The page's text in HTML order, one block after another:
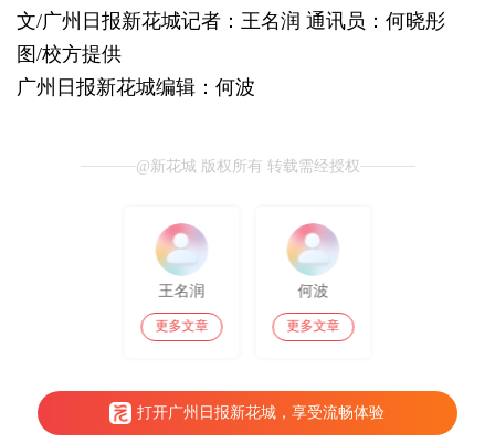
文/广州日报新花城记者：王名润 通讯员：何晓彤
图/校方提供
广州日报新花城编辑：何波
@新花城 版权所有 转载需经授权
王名润
更多文章
何波
更多文章
打开广州日报新花城，享受流畅体验